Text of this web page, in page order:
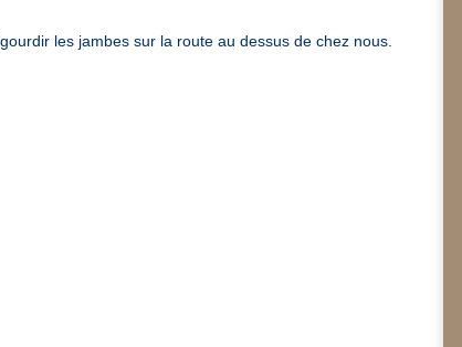
les jambes sur la route au dessus de chez nous.